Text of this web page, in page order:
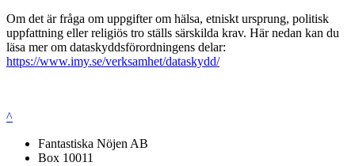
Om det är fråga om uppgifter om hälsa, etniskt ursprung, politisk
uppfattning eller religiös tro ställs särskilda krav. Här nedan kan du
läsa mer om dataskyddsförordningens delar:
https://www.imy.se/verksamhet/dataskydd/
^
Fantastiska Nöjen AB
Box 10011